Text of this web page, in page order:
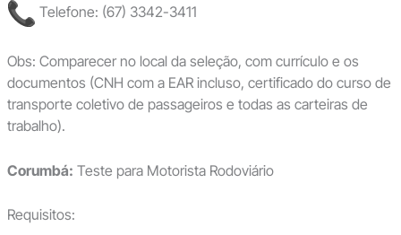
Telefone: (67) 3342-3411
Obs: Comparecer no local da seleção, com currículo e os
documentos (CNH com a EAR incluso, certificado do curso de
transporte coletivo de passageiros e todas as carteiras de
trabalho).
Corumbá: Teste para Motorista Rodoviário
Requisitos: